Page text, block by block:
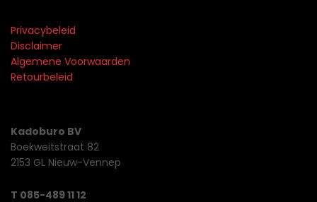
Privacybeleid
Disclaimer
Algemene Voorwaarden
Retourbeleid
Kadoburo BV
Boekweitstraat 82
2153 GL Nieuw-Vennep
T 085-489 11 12